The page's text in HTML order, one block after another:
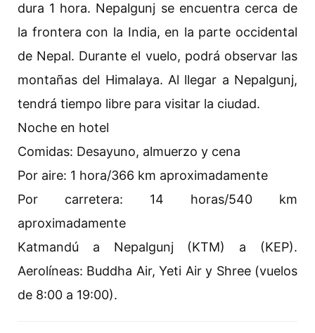
dura 1 hora. Nepalgunj se encuentra cerca de
la frontera con la India, en la parte occidental
de Nepal. Durante el vuelo, podrá observar las
montañas del Himalaya. Al llegar a Nepalgunj,
tendrá tiempo libre para visitar la ciudad.
Noche en hotel
Comidas: Desayuno, almuerzo y cena
Por aire: 1 hora/366 km aproximadamente
Por carretera: 14 horas/540 km
aproximadamente
Katmandú a Nepalgunj (KTM) a (KEP).
Aerolíneas: Buddha Air, Yeti Air y Shree (vuelos
de 8:00 a 19:00).